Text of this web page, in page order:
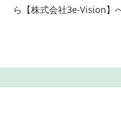
ら【株式会社3e-Vision】